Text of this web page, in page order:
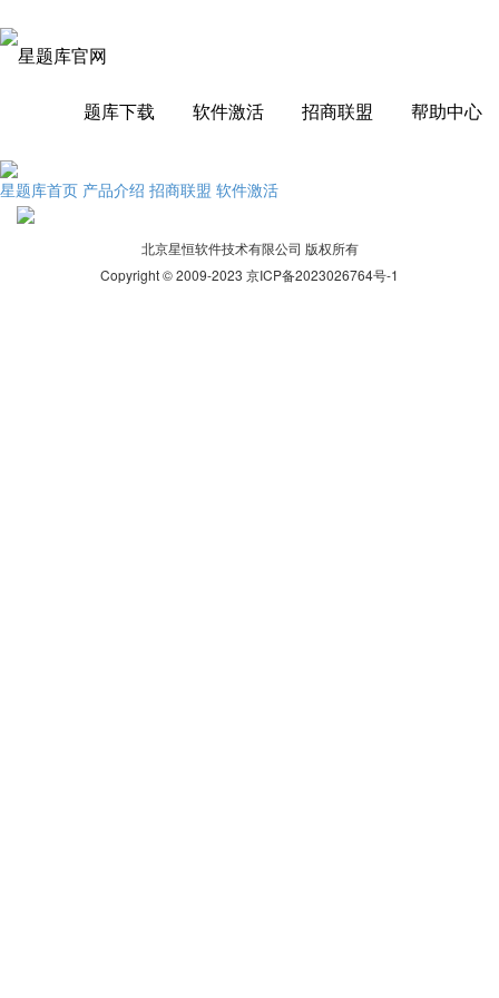
题库下载 软件激活 招商联盟 帮助中心
星题库首页 产品介绍 招商联盟 软件激活
北京星恒软件技术有限公司 版权所有
Copyright © 2009-2023 京ICP备2023026764号-1